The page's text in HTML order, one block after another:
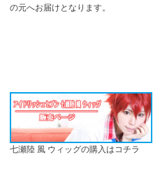
の元へお届けとなります。
七瀬陸 風 ウィッグの購入はコチラ